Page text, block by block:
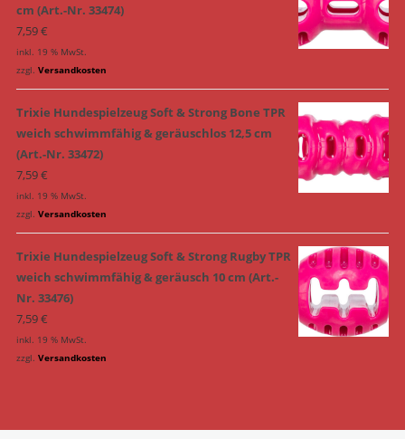
cm (Art.-Nr. 33474)
7,59€
inkl. 19 % MwSt.
zzgl. Versandkosten
Trixie Hundespielzeug Soft & Strong Bone TPR
weich schwimmfähig & geräuschlos 12,5 cm
(Art.-Nr. 33472)
7,59€
inkl. 19 % MwSt.
zzgl. Versandkosten
Trixie Hundespielzeug Soft & Strong Rugby TPR
weich schwimmfähig & geräusch 10 cm (Art.-
Nr. 33476)
7,59€
inkl. 19 % MwSt.
zzgl. Versandkosten